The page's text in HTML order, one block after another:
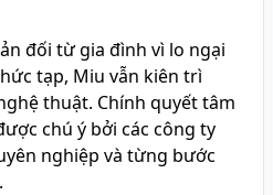
đối từ gia đình vì lo ngại
tạp, Miu vẫn kiên trì
thuật. Chính quyết tâm
chú ý bởi các công ty
nghiệp và từng bước